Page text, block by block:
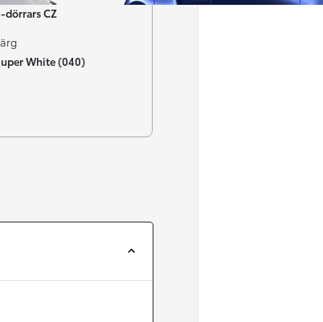
Easy Billån
dörrars CZ
White (040)